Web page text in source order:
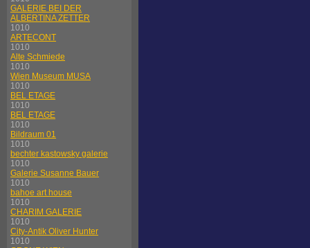
GALERIE BEI DER
ALBERTINA ZETTER
1010
ARTECONT
1010
Alte Schmiede
1010
Wien Museum MUSA
1010
BEL ETAGE
1010
BEL ETAGE
1010
Bildraum 01
1010
bechter kastowsky galerie
1010
Galerie Susanne Bauer
1010
bahoe art house
1010
CHARIM GALERIE
1010
City-Antik Oliver Hunter
1010